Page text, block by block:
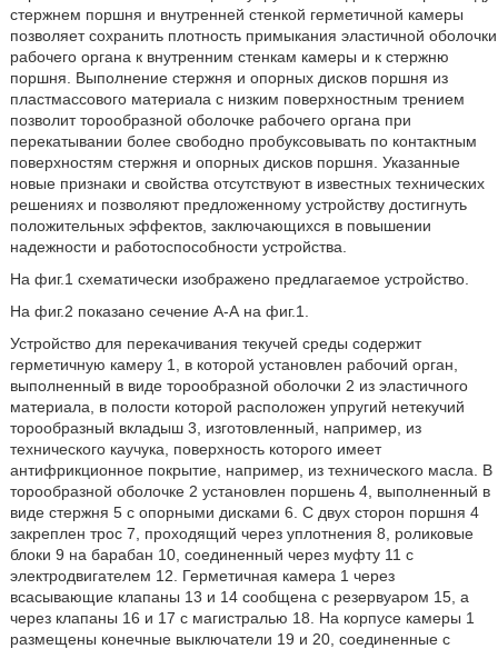
стержнем поршня и внутренней стенкой герметичной камеры
позволяет сохранить плотность примыкания эластичной оболочки
рабочего органа к внутренним стенкам камеры и к стержню
поршня. Выполнение стержня и опорных дисков поршня из
пластмассового материала с низким поверхностным трением
позволит торообразной оболочке рабочего органа при
перекатывании более свободно пробуксовывать по контактным
поверхностям стержня и опорных дисков поршня. Указанные
новые признаки и свойства отсутствуют в известных технических
решениях и позволяют предложенному устройству достигнуть
положительных эффектов, заключающихся в повышении
надежности и работоспособности устройства.
На фиг.1 схематически изображено предлагаемое устройство.
На фиг.2 показано сечение А-А на фиг.1.
Устройство для перекачивания текучей среды содержит
герметичную камеру 1, в которой установлен рабочий орган,
выполненный в виде торообразной оболочки 2 из эластичного
материала, в полости которой расположен упругий нетекучий
торообразный вкладыш 3, изготовленный, например, из
технического каучука, поверхность которого имеет
антифрикционное покрытие, например, из технического масла. В
торообразной оболочке 2 установлен поршень 4, выполненный в
виде стержня 5 с опорными дисками 6. С двух сторон поршня 4
закреплен трос 7, проходящий через уплотнения 8, роликовые
блоки 9 на барабан 10, соединенный через муфту 11 с
электродвигателем 12. Герметичная камера 1 через
всасывающие клапаны 13 и 14 сообщена с резервуаром 15, а
через клапаны 16 и 17 с магистралью 18. На корпусе камеры 1
размещены конечные выключатели 19 и 20, соединенные с